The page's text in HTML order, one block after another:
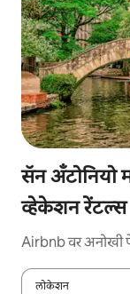
सॅन अँटोनियो
व्हेकेशन रेंटल्स
Airbnb वर अनोखी
लोकेशन